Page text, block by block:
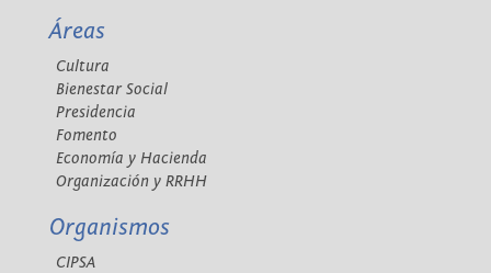
Áreas
Cultura
Bienestar Social
Presidencia
Fomento
Economía y Hacienda
Organización y RRHH
Organismos
CIPSA